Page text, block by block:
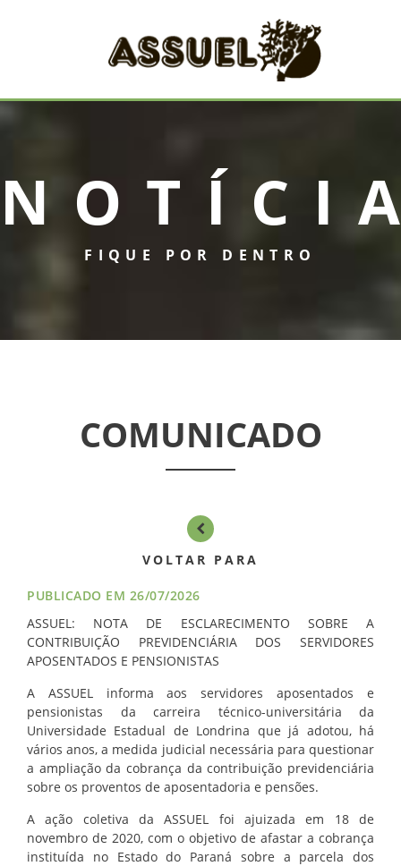
CONVÊNIOS
NOTÍCIAS
VÍDEOS
PROGRAMA
AROEIRA
CONTATO
FIQUE POR DENTRO
COMUNICADO
VOLTAR PARA
PUBLICADO EM 26/07/2026
ASSUEL: NOTA DE ESCLARECIMENTO SOBRE A
CONTRIBUIÇÃO PREVIDENCIÁRIA DOS SERVIDORES
APOSENTADOS E PENSIONISTAS
A ASSUEL informa aos servidores aposentados e
pensionistas da carreira técnico-universitária da
Universidade Estadual de Londrina que já adotou, há
vários anos, a medida judicial necessária para questionar
a ampliação da cobrança da contribuição previdenciária
sobre os proventos de aposentadoria e pensões.
A ação coletiva da ASSUEL foi ajuizada em 18 de
novembro de 2020, com o objetivo de afastar a cobrança
instituída no Estado do Paraná sobre a parcela dos